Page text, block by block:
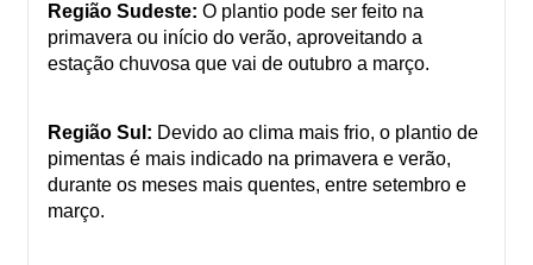
Região Sudeste: O plantio pode ser feito na
primavera ou início do verão, aproveitando a
estação chuvosa que vai de outubro a março.
Região Sul: Devido ao clima mais frio, o plantio de
pimentas é mais indicado na primavera e verão,
durante os meses mais quentes, entre setembro e
março.